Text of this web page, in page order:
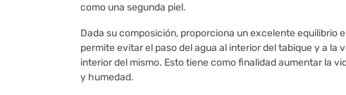
como una segunda piel.
Dada su composición, proporciona un excelente equilibrio
permite evitar el paso del agua al interior del tabique y a
interior del mismo. Esto tiene como finalidad aumentar la
y humedad.